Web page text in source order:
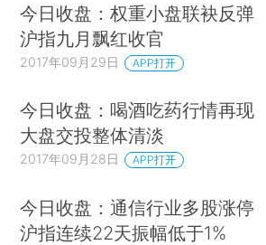
今日收盘：权重小盘联袂反弹
沪指九月飘红收官
2017年09月29日 APP打开
今日收盘：喝酒吃药行情再现
大盘交投整体清淡
2017年09月28日 APP打开
今日收盘：通信行业多股涨停
沪指连续22天振幅低于1%